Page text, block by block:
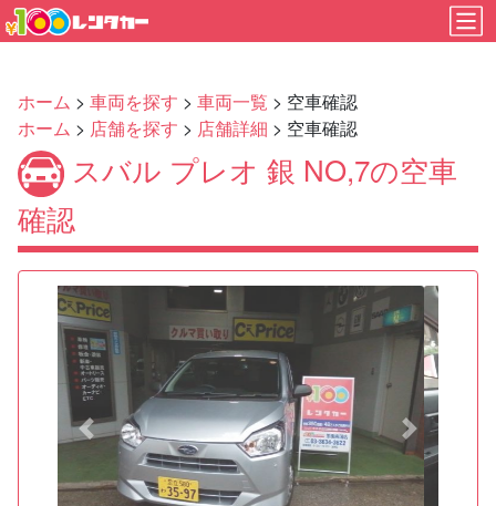
ホーム > 車両を探す > 車両一覧 > 空車確認
ホーム > 店舗を探す > 店舗詳細 > 空車確認
スバル プレオ 銀 NO,7の空車
確認
Previous Next